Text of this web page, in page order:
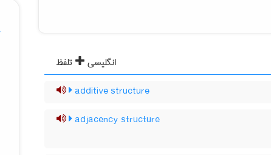
انگلیسی
تلفظ
additive structure
adjacency structure